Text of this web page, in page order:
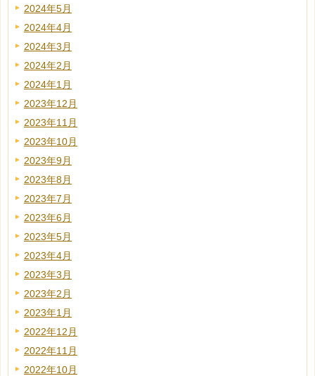
2024年5月
2024年4月
2024年3月
2024年2月
2024年1月
2023年12月
2023年11月
2023年10月
2023年9月
2023年8月
2023年7月
2023年6月
2023年5月
2023年4月
2023年3月
2023年2月
2023年1月
2022年12月
2022年11月
2022年10月